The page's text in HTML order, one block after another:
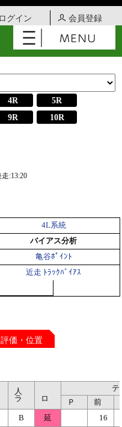
ログイン 会員登録
4R
5R
9R
10R
:13:20
4L系統
バイアス分析
亀谷ﾎﾟｲﾝﾄ
近走 ﾄﾗｯｸﾊﾞｲｱｽ
評価・位置
人
ラ
ロ
テ
Ｐ
前
B 延 16